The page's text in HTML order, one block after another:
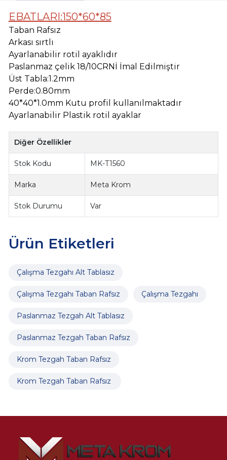
EBATLARI:150*60*85
Taban Rafsız
Arkası sırtlı
Ayarlanabilir rotil ayaklıdır
Paslanmaz çelik 18/10CRNİ İmal Edilmiştir
Üst Tabla:1.2mm
Perde:0.80mm
40*40*1.0mm Kutu profil kullanılmaktadır
Ayarlanabilir Plastik rotil ayaklar
Diğer Özellikler
Stok Kodu MK-T1560
Marka Meta Krom
Stok Durumu Var
Ürün Etiketleri
Çalışma Tezgahı Alt Tablasız
Çalışma Tezgahı Taban Rafsız Çalışma Tezgahı
Paslanmaz Tezgah Alt Tablasız
Paslanmaz Tezgah Taban Rafsız
Krom Tezgah Taban Rafsız
Krom Tezgah Taban Rafsız